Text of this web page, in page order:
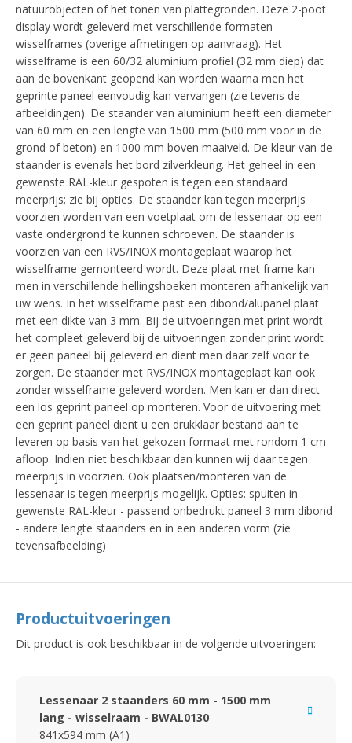
natuurobjecten of het tonen van plattegronden. Deze 2-poot
display wordt geleverd met verschillende formaten
wisselframes (overige afmetingen op aanvraag). Het
wisselframe is een 60/32 aluminium profiel (32 mm diep) dat
aan de bovenkant geopend kan worden waarna men het
geprinte paneel eenvoudig kan vervangen (zie tevens de
afbeeldingen). De staander van aluminium heeft een diameter
van 60 mm en een lengte van 1500 mm (500 mm voor in de
grond of beton) en 1000 mm boven maaiveld. De kleur van de
staander is evenals het bord zilverkleurig. Het geheel in een
gewenste RAL-kleur gespoten is tegen een standaard
meerprijs; zie bij opties. De staander kan tegen meerprijs
voorzien worden van een voetplaat om de lessenaar op een
vaste ondergrond te kunnen schroeven. De staander is
voorzien van een RVS/INOX montageplaat waarop het
wisselframe gemonteerd wordt. Deze plaat met frame kan
men in verschillende hellingshoeken monteren afhankelijk van
uw wens. In het wisselframe past een dibond/alupanel plaat
met een dikte van 3 mm. Bij de uitvoeringen met print wordt
het compleet geleverd bij de uitvoeringen zonder print wordt
er geen paneel bij geleverd en dient men daar zelf voor te
zorgen. De staander met RVS/INOX montageplaat kan ook
zonder wisselframe geleverd worden. Men kan er dan direct
een los geprint paneel op monteren. Voor de uitvoering met
een geprint paneel dient u een drukklaar bestand aan te
leveren op basis van het gekozen formaat met rondom 1 cm
afloop. Indien niet beschikbaar dan kunnen wij daar tegen
meerprijs in voorzien. Ook plaatsen/monteren van de
lessenaar is tegen meerprijs mogelijk. Opties: spuiten in
gewenste RAL-kleur - passend onbedrukt paneel 3 mm dibond
- andere lengte staanders en in een anderen vorm (zie
tevensafbeelding)
Productuitvoeringen
Dit product is ook beschikbaar in de volgende uitvoeringen:
Lessenaar 2 staanders 60 mm - 1500 mm
lang - wisselraam - BWAL0130
841x594 mm (A1)